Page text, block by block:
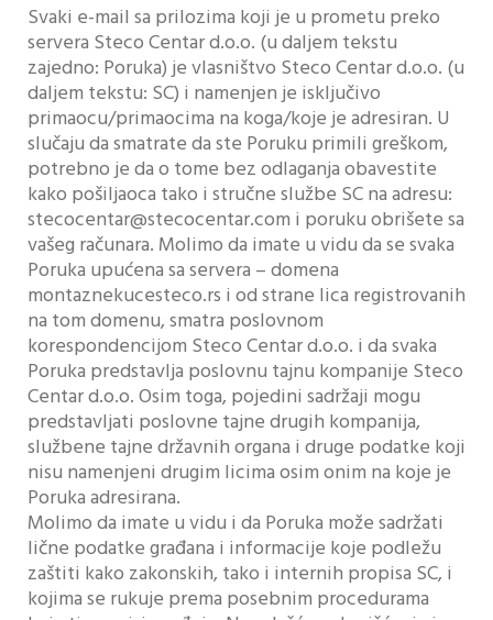
Svaki e-mail sa prilozima koji je u prometu preko
servera Steco Centar d.o.o. (u daljem tekstu
zajedno: Poruka) je vlasništvo Steco Centar d.o.o. (u
daljem tekstu: SC) i namenjen je isključivo
primaocu/primaocima na koga/koje je adresiran. U
slučaju da smatrate da ste Poruku primili greškom,
potrebno je da o tome bez odlaganja obavestite
kako pošiljaoca tako i stručne službe SC na adresu:
stecocentar@stecocentar.com i poruku obrišete sa
vašeg računara. Molimo da imate u vidu da se svaka
Poruka upućena sa servera – domena
montaznekucesteco.rs i od strane lica registrovanih
na tom domenu, smatra poslovnom
korespondencijom Steco Centar d.o.o. i da svaka
Poruka predstavlja poslovnu tajnu kompanije Steco
Centar d.o.o. Osim toga, pojedini sadržaji mogu
predstavljati poslovne tajne drugih kompanija,
službene tajne državnih organa i druge podatke koji
nisu namenjeni drugim licima osim onim na koje je
Poruka adresirana.
Molimo da imate u vidu i da Poruka može sadržati
lične podatke građana i informacije koje podležu
zaštiti kako zakonskih, tako i internih propisa SC, i
kojima se rukuje prema posebnim procedurama